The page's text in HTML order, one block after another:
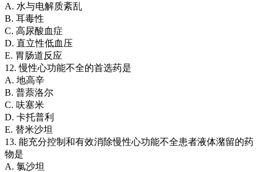
A. 水与电解质紊乱
B. 耳毒性
C. 高尿酸血症
D. 直立性低血压
E. 胃肠道反应
12. 慢性心功能不全的首选药是
A. 地高辛
B. 普萘洛尔
C. 呋塞米
D. 卡托普利
E. 替米沙坦
13. 能充分控制和有效消除慢性心功能不全患者液体潴留的药
物是
A. 氯沙坦